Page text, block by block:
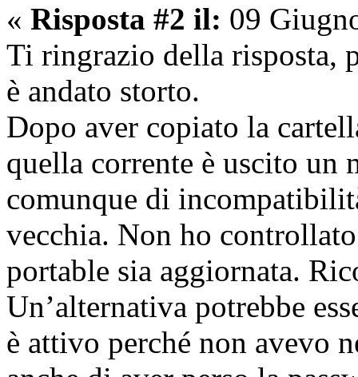
« Risposta #2 il: 09
Ti ringrazio della risposta,
è andato storto.
Dopo aver copiato la
quella corrente è uscito un
comunque di
vecchia. Non ho
portable sia aggiornata.
Un’alternativa potrebbe
è attivo perché non avevo